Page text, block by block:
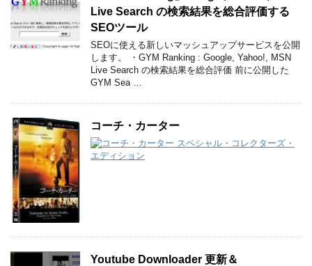
Live Search の検索結果を総合評価する
SEOツール
SEOに使える新しいマッシュアップサービスを公開
します。 ・GYM Ranking : Google, Yahoo!, MSN
Live Search の検索結果を総合評価 前に公開した
GYM Sea …
コーチ・カーター
Youtube Downloader 更新＆